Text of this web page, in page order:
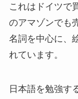
これはドイツで
のアマゾンでも
名詞を中心に、
れています。
日本語を勉強す